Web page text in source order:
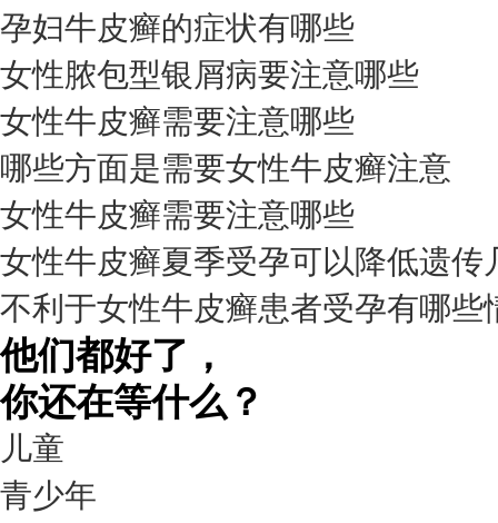
我要咨询我要预约
擅长： 杨成平 互联网门诊主任【医生简介】 毕业于长江...[详情]
预约量
6821
疗效满意
98%
孕妇牛皮癣的症状有哪些
女性脓包型银屑病要注意哪些
女性牛皮癣需要注意哪些
哪些方面是需要女性牛皮癣注意
女性牛皮癣需要注意哪些
女性牛皮癣夏季受孕可以降低遗传
不利于女性牛皮癣患者受孕有哪些
他们都好了，
你还在等什么？
儿童
青少年